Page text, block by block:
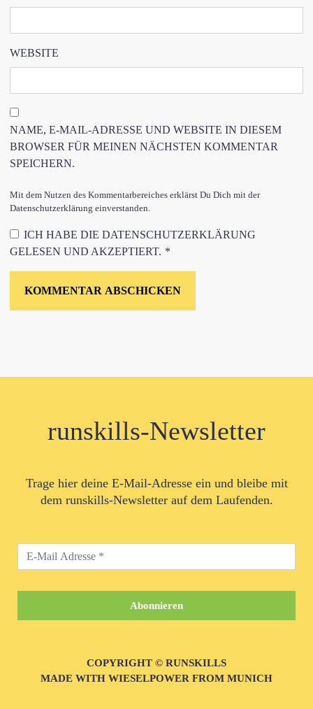
WEBSITE
NAME, E-MAIL-ADRESSE UND WEBSITE IN DIESEM
BROWSER FÜR MEINEN NÄCHSTEN KOMMENTAR
SPEICHERN.
Mit dem Nutzen des Kommentarbereiches erklärst Du Dich mit der
Datenschutzerklärung einverstanden.
ICH HABE DIE DATENSCHUTZERKLÄRUNG
GELESEN UND AKZEPTIERT. *
runskills-Newsletter
Trage hier deine E-Mail-Adresse ein und bleibe mit
dem runskills-Newsletter auf dem Laufenden.
COPYRIGHT © RUNSKILLS
MADE WITH WIESELPOWER FROM MUNICH